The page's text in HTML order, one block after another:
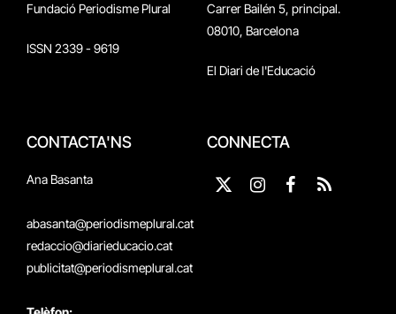
Fundació Periodisme Plural
ISSN 2339 - 9619
Carrer Bailén 5, principal.
08010, Barcelona
El Diari de l'Educació
CONTACTA'NS
Ana Basanta
abasanta@periodismeplural.cat
redaccio@diarieducacio.cat
publicitat@periodismeplural.cat
CONNECTA
X
Instagram
Facebook
RSS